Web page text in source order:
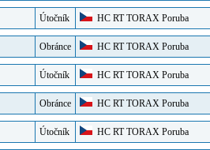
Útočník HC RT TORAX Poruba
Obránce HC RT TORAX Poruba
Útočník HC RT TORAX Poruba
Obránce HC RT TORAX Poruba
Útočník HC RT TORAX Poruba